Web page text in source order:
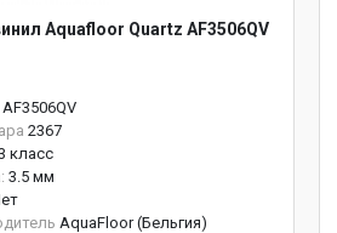
Aquafloor Quartz AF3506QV
AF3506QV
2367
класс
3.5 мм
AquaFloor (Бельгия)